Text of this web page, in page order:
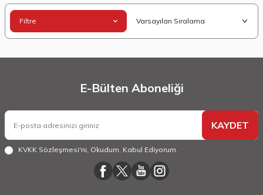
Filtre
E-Bülten Aboneliği
KAYDET
KVKK Sözleşmesi'ni, Okudum, Kabul Ediyorum.